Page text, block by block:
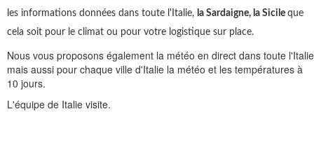
les informations données dans toute l'Italie, la Sardaigne, la Sicile que
cela soit pour le climat ou pour votre logistique sur place.
Nous vous proposons également la météo en direct dans toute l'Italie
mais aussi pour chaque ville d'Italie la météo et les températures à
10 jours.
L'équipe de Italie visite.